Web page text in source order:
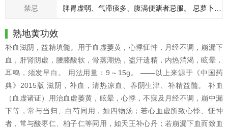
禁忌
熟地黄功效
补血滋阴，益精填髓。用于血虚萎黄，心悸怔忡，月经不调，崩漏下
血，肝肾阴虚，腰膝酸软，骨蒸潮热，盗汗遗精，内热消渴，眩晕，
耳鸣，须发早白。 用法用量：9～15g。 ——以上来源于《中国药
典》2015版 滋阴，补血，清热凉血、养阴生津、补精益髓。 补血
（血虚诸证）用治血虚萎黄，眩晕，心悸，不寐及月经不调，崩中漏
下等，常与当归、白芍同用，如四物汤；若心血虚所致心悸、怔忡
者，常与酸枣仁、柏子仁等同用，如天王补心丹；若崩漏下血而致血